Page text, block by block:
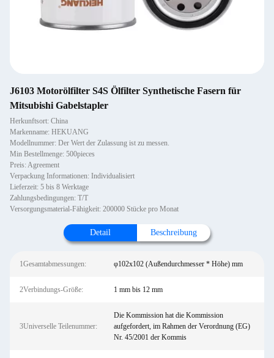
J6103 Motorölfilter S4S Ölfilter Synthetische Fasern für
Mitsubishi Gabelstapler
Herkunftsort: China
Markenname: HEKUANG
Modellnummer: Der Wert der Zulassung ist zu messen.
Min Bestellmenge: 500pieces
Preis: Agreement
Verpackung Informationen: Individualisiert
Lieferzeit: 5 bis 8 Werktage
Zahlungsbedingungen: T/T
Versorgungsmaterial-Fähigkeit: 200000 Stücke pro Monat
Detail Beschreibung
1Gesamtabmessungen: φ102x102 (Außendurchmesser * Höhe) mm
2Verbindungs-Größe: 1 mm bis 12 mm
3Universelle Teilenummer:
Die Kommission hat die Kommission
aufgefordert, im Rahmen der Verordnung (EG)
Nr. 45/2001 der Kommis